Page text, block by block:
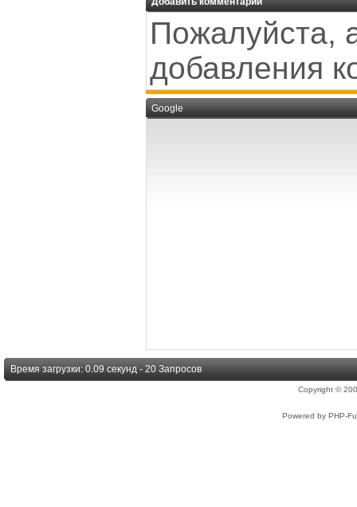
Пожалуйста,
добавления
Google
Время загрузки: 0.09 секунд - 20 Запросов
Copyright ©
Powered by PHP-